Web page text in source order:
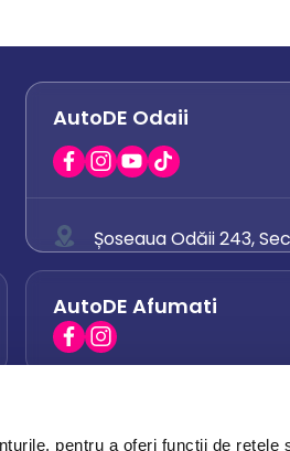
pentru a oferi funcții de rețele
AutoDE Odaii
Șoseaua Odăii 243,
0742 444 194
AutoDE Afumati